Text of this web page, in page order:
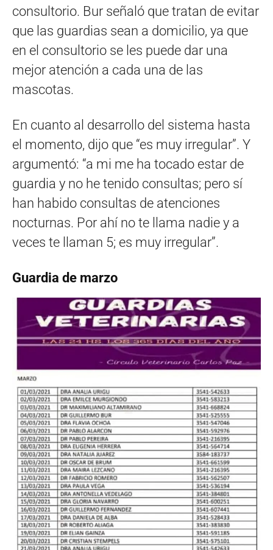
consultorio. Bur señaló que tratan de evitar
que las guardias sean a domicilio, ya que
en el consultorio se les puede dar una
mejor atención a cada una de las
mascotas.
En cuanto al desarrollo del sistema hasta
el momento, dijo que “es muy irregular”. Y
argumentó: “a mi me ha tocado estar de
guardia y no he tenido consultas; pero sí
han habido consultas de atenciones
nocturnas. Por ahí no te llama nadie y a
veces te llaman 5; es muy irregular”.
Guardia de marzo